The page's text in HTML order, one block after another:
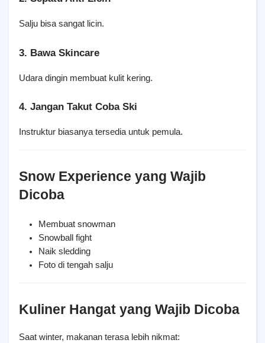
Salju bisa sangat licin.
3. Bawa Skincare
Udara dingin membuat kulit kering.
4. Jangan Takut Coba Ski
Instruktur biasanya tersedia untuk pemula.
Snow Experience yang Wajib
Dicoba
Membuat snowman
Snowball fight
Naik sledding
Foto di tengah salju
Kuliner Hangat yang Wajib Dicoba
Saat winter, makanan terasa lebih nikmat: